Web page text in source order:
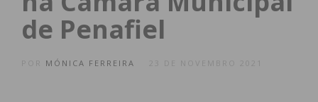
de Penafiel
MÓNICA FERREIRA